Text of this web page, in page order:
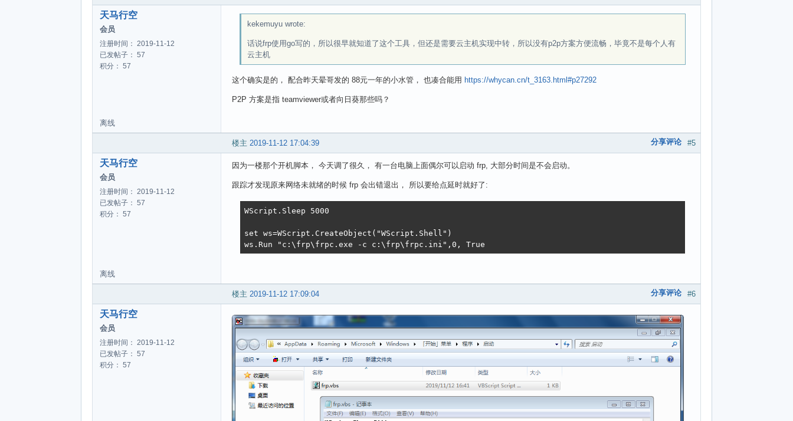
天马行空
会员
注册时间： 2019-11-12
已发帖子： 57
积分： 57
kekemuyu wrote:
话说frp使用go写的，所以很早就知道了这个工具，但还是需要云主机实现中转，所以没有p2p方案方便流畅，毕竟不是每个人有
云主机
这个确实是的， 配合昨天晕哥发的 88元一年的小水管， 也凑合能用 https://whycan.cn/t_3163.html#p27292
P2P 方案是指 teamviewer或者向日葵那些吗？
离线
楼主 #5
2019-11-12 17:04:39 分享评论
天马行空
会员
注册时间： 2019-11-12
已发帖子： 57
积分： 57
因为一楼那个开机脚本， 今天调了很久， 有一台电脑上面偶尔可以启动 frp, 大部分时间是不会启动。
跟踪才发现原来网络未就绪的时候 frp 会出错退出， 所以要给点延时就好了:
WScript.Sleep 5000
set ws=WScript.CreateObject("WScript.Shell")
ws.Run "c:\frp\frpc.exe -c c:\frp\frpc.ini",0, True
离线
楼主 #6
2019-11-12 17:09:04 分享评论
天马行空
会员
注册时间： 2019-11-12
已发帖子： 57
积分： 57